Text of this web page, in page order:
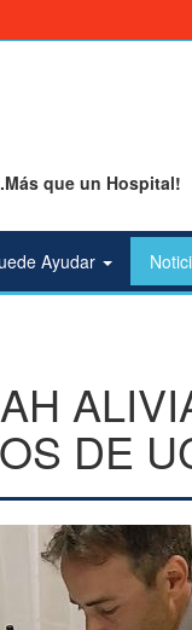
que un Hospital!
Ayudar
DE